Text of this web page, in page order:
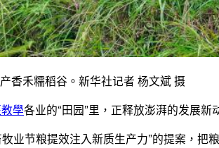
香禾糯稻谷。新华社记者 杨文斌 摄
學各业的“田园”里，正释放澎湃的发展新
业节粮提效注入新质生产力”的提案，把